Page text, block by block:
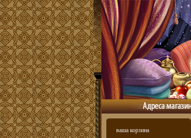
ваша корзина